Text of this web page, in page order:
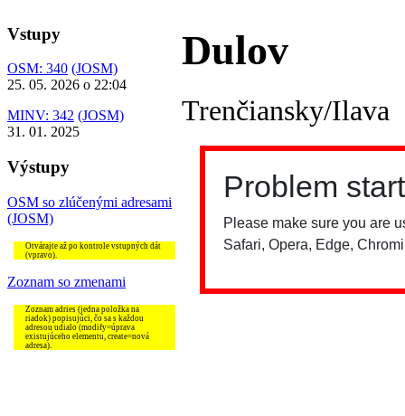
Vstupy
OSM: 340 (JOSM)
25. 05. 2026 o 22:04
MINV: 342 (JOSM)
31. 01. 2025
Výstupy
OSM so zlúčenými adresami
(JOSM)
Otvárajte až po kontrole vstupných dát
(vpravo).
Zoznam so zmenami
Zoznam adries (jedna položka na
riadok) popisujúci, čo sa s každou
adresou udialo (modify=úprava
existujúceho elementu, create=nová
adresa).
Dulov
Trenčiansky/Ilava